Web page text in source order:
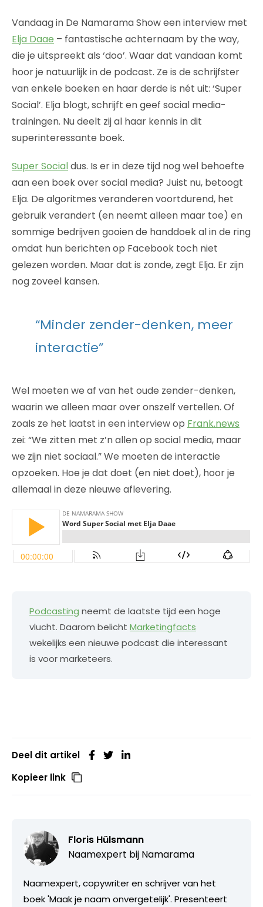
Vandaag in De Namarama Show een interview met
Elja Daae – fantastische achternaam by the way,
die je uitspreekt als ‘doo’. Waar dat vandaan komt
hoor je natuurlijk in de podcast. Ze is de schrijfster
van enkele boeken en haar derde is nét uit: ‘Super
Social’. Elja blogt, schrijft en geef social media-
trainingen. Nu deelt zij al haar kennis in dit
superinteressante boek.
Super Socialdus. Is er in deze tijd nog wel behoefte
aan een boek over social media? Juist nu, betoogt
Elja. De algoritmes veranderen voortdurend, het
gebruik verandert (en neemt alleen maar toe) en
sommige bedrijven gooien de handdoek al in de ring
omdat hun berichten op Facebook toch niet
gelezen worden. Maar dat is zonde, zegt Elja. Er zijn
nog zoveel kansen.
“Minder zender-denken, meer
interactie”
Wel moeten we af van het oude zender-denken,
waarin we alleen maar over onszelf vertellen. Of
zoals ze het laatst in een interview op Frank.news
zei: “We zitten met z’n allen op social media, maar
we zijn niet sociaal.” We moeten de interactie
opzoeken. Hoe je dat doet (en niet doet), hoor je
allemaal in deze nieuwe aflevering.
Podcasting neemt de laatste tijd een hoge
vlucht. Daarom belicht Marketingfacts
wekelijks een nieuwe podcast die interessant
is voor marketeers.
Deel dit artikel
Kopieer link
Floris Hülsmann
Naamexpert bij Namarama
Naamexpert, copywriter en schrijver van het
boek 'Maak je naam onvergetelijk'. Presenteert